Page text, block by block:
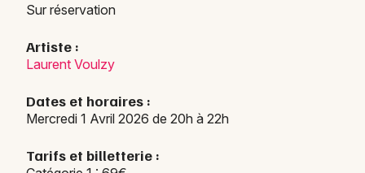
Sur réservation
Artiste :
Laurent Voulzy
Dates et horaires :
Mercredi 1 Avril 2026 de 20h à 22h
Tarifs et billetterie :